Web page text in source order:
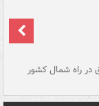
در راه شمال کشور